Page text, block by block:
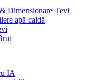
Dimensionare Țevi
apă caldă
IA